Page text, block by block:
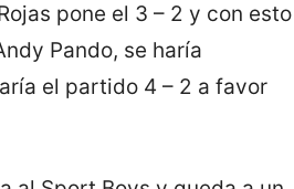
pone el 3 – 2 y con esto
Pando, se haría
el partido 4 – 2 a favor